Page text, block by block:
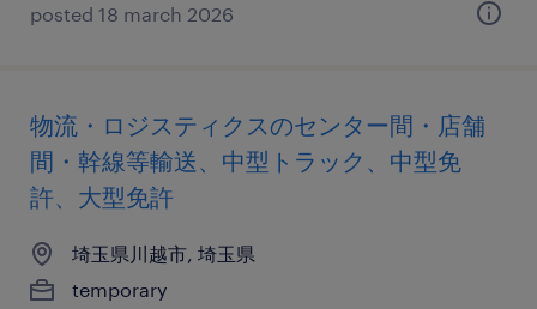
posted 18 march 2026
物流・ロジスティクスのセンター間・店舗
間・幹線等輸送、中型トラック、中型免
許、大型免許
埼玉県川越市, 埼玉県
temporary